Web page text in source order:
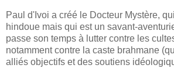
Paul d'Ivoi a créé le Docteur Mystère,
hindoue mais qui est un savant-
passe son temps à lutter contre les
notamment contre la caste brahmane
alliés objectifs et des soutiens